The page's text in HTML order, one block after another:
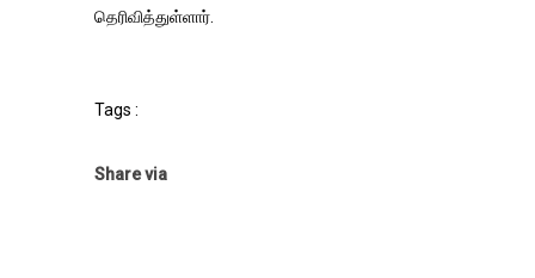
தெரிவித்துள்ளார்.
Tags :
Share via